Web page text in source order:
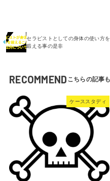
セラピストとしての身体の使い方を
鍛える事の是非
RECOMMEND
ケーススタディ